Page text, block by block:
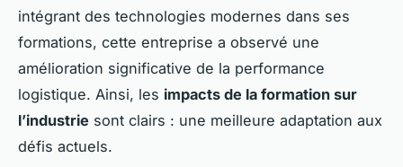
intégrant des technologies modernes dans ses
formations, cette entreprise a observé une
amélioration significative de la performance
logistique. Ainsi, les impacts de la formation sur
l’industrie sont clairs : une meilleure adaptation aux
défis actuels.